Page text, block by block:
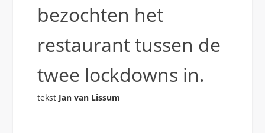
bezochten het
restaurant tussen de
twee lockdowns in.
tekst Jan van Lissum